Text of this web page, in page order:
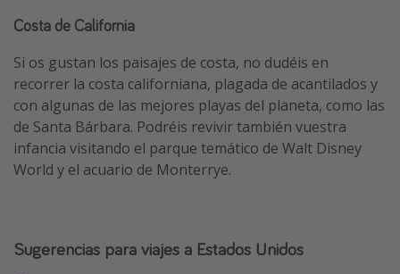
Costa de California
Si os gustan los paisajes de costa, no dudéis en
recorrer la costa californiana, plagada de acantilados y
con algunas de las mejores playas del planeta, como las
de Santa Bárbara. Podréis revivir también vuestra
infancia visitando el parque temático de Walt Disney
World y el acuario de Monterrye.
Sugerencias para viajes a Estados Unidos